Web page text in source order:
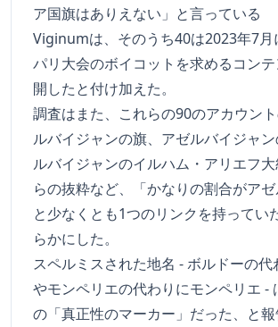
ア国旗はありえない」と言っている
Viginumは、そのうち40は2023年7月
パリ大会のボイコットを求めるコン
開したと付け加えた。
調査はまた、これらの90のアカウン
ルバイジャンの旗、アゼルバイジャ
ルバイジャンのイルハム・アリエフ
らの抜粋など、「かなりの割合がア
と少なくとも1つのリンクを持ってい
らかにした。
スペルミスされた地名 - ボルドーの代
やモンペリエの代わりにモンペリエ -
の「真正性のマーカー」だった、と